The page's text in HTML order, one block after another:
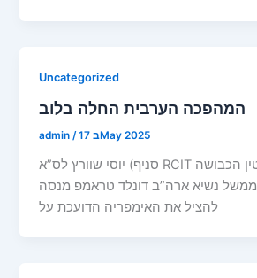
Uncategorized
המהפכה הערבית החלה בלוב
admin/ 17 בMay 2025
יוסי שוורץ לס”א (סניף RCIT בישראל, פלסטין הכבושה)
17.05.2025 ממשל נשיא ארה”ב דונלד טראמפ מנסה
להציל את האימפריה הדועכת על